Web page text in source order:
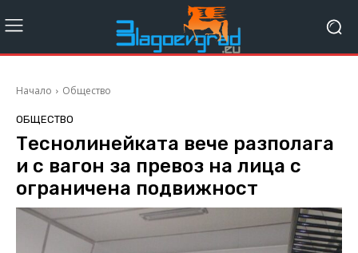
Начало Общество
ОБЩЕСТВО
Tеснолинейката вече разполага
и с вагон за превоз на лица с
ограничена подвижност